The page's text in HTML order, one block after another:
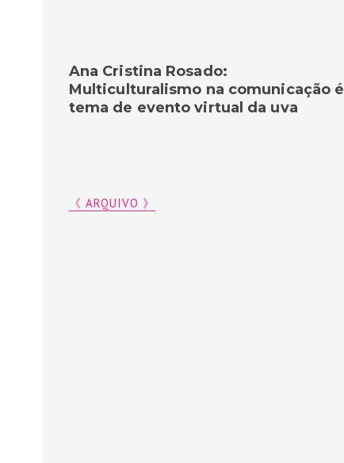
Ana Cristina Rosado:
Multiculturalismo na comunicação é
tema de evento virtual da uva
《 ARQUIVO 》